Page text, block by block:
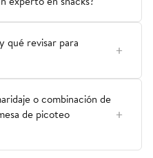
qué revisar para
o combinación de
de picoteo